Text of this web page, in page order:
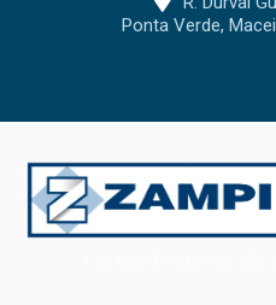
Ponta Verde,